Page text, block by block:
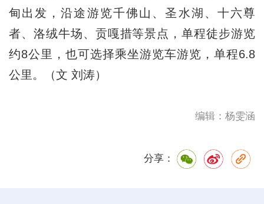
甸出发，沿途游览千佛山、圣水湖、十六尊
者、洛绒牛场、贡嘎措等景点，单程徒步游览
约8公里，也可选择乘坐游览车游览，单程6.8
公里。（文 刘涛）
编辑：杨雯涵
分享：